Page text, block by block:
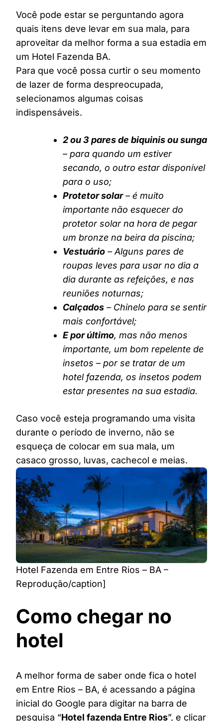
Você pode estar se perguntando agora
quais itens deve levar em sua mala, para
aproveitar da melhor forma a sua estadia em
um Hotel Fazenda BA.
Para que você possa curtir o seu momento
de lazer de forma despreocupada,
selecionamos algumas coisas
indispensáveis.
2 ou 3 pares de biquinis ou sunga
– para quando um estiver
secando, o outro estar disponível
para o uso;
Protetor solar– é muito
importante não esquecer do
protetor solar na hora de pegar
um bronze na beira da piscina;
Vestuário – Alguns pares de
roupas leves para usar no dia a
dia durante as refeições, e nas
reuniões noturnas;
Calçados – Chinelo para se sentir
mais confortável;
E por último, mas não menos
importante, um bom repelente de
insetos – por se tratar de um
hotel fazenda, os insetos podem
estar presentes na sua estadia.
Caso você esteja programando uma visita
durante o período de inverno, não se
esqueça de colocar em sua mala, um
casaco grosso, luvas, cachecol e meias.
Hotel Fazenda em Entre Rios – BA –
Reprodução/caption]
Como chegar no
hotel
A melhor forma de saber onde fica o hotel
em Entre Rios – BA, é acessando a página
inicial do Google para digitar na barra de
pesquisa “Hotel fazenda Entre Rios”, e clicar